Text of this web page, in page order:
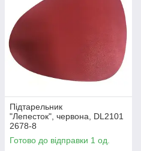
Підтарельник
"Лепесток", червона, DL2101
2678-8
Готово до відправки 1 од.